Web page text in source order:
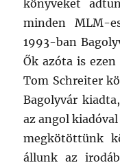
könyveket
minden MLM-
1993-ban
Ők azóta is
Tom Schreiter
Bagolyvár
az angol kiadóval
megkötöttünk
állunk az